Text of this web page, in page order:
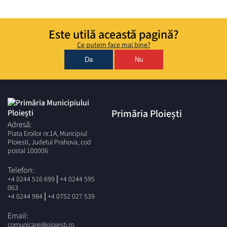
Este utilă această pagină?
Ce putem face mai bine?
Da Nu
Adresă:
Piata Eroilor nr.1A, Muncipiul
Ploiesti, Judetul Prahova, cod
postal 100006
Telefon:
+4 0244 516 699 | +4 0244 595
063
+4 0244 984 | +4 0752 027 539
Email:
comunicare@ploiesti.ro
Primăria Ploiești